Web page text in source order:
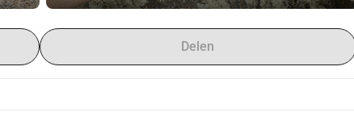
leven: geen dagbesteding, motivatie of perspectief.
Delen